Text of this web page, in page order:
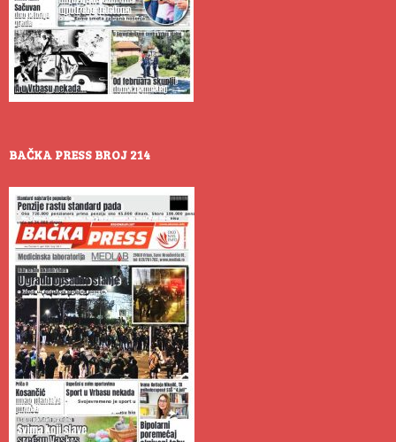
BAČKA PRESS BROJ 214